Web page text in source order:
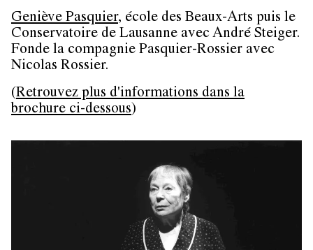
Geniève Pasquier, école des Beaux-Arts puis le
Conservatoire de Lausanne avec André Steiger.
Fonde la compagnie Pasquier-Rossier avec
Nicolas Rossier.
(Retrouvez plus d'informations dans la
brochure ci-dessous)